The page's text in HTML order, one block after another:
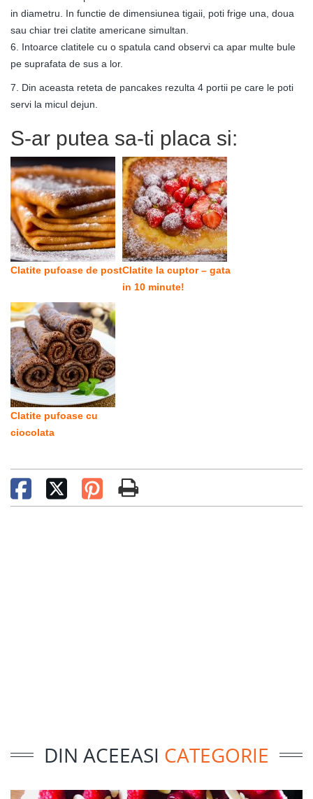
in diametru. In functie de dimensiunea tigaii, poti frige una, doua
sau chiar trei clatite americane simultan.
6. Intoarce clatitele cu o spatula cand observi ca apar multe bule
pe suprafata de sus a lor.
7. Din aceasta reteta de pancakes rezulta 4 portii pe care le poti
servi la micul dejun.
S-ar putea sa-ti placa si:
Clatite pufoase de postClatite la cuptor – gata
in 10 minute!
Clatite pufoase cu
ciocolata
DIN ACEEASI CATEGORIE